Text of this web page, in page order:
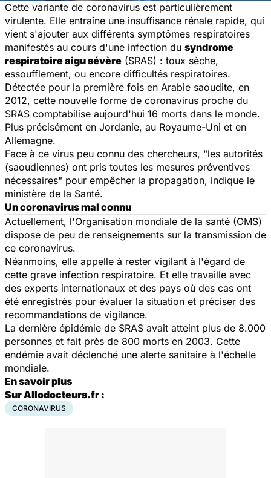
Cette variante de coronavirus est particulièrement
virulente. Elle entraîne une insuffisance rénale rapide, qui
vient s'ajouter aux différents symptômes respiratoires
manifestés au cours d'une infection du syndrome
respiratoire aigu sévère (SRAS) : toux sèche,
essoufflement, ou encore difficultés respiratoires.
Détectée pour la première fois en Arabie saoudite, en
2012, cette nouvelle forme de coronavirus proche du
SRAS comptabilise aujourd'hui 16 morts dans le monde.
Plus précisément en Jordanie, au Royaume-Uni et en
Allemagne.
Face à ce virus peu connu des chercheurs, "les autorités
(saoudiennes) ont pris toutes les mesures préventives
nécessaires" pour empêcher la propagation, indique le
ministère de la Santé.
Un coronavirus mal connu
Actuellement, l'Organisation mondiale de la santé (OMS)
dispose de peu de renseignements sur la transmission de
ce coronavirus.
Néanmoins, elle appelle à rester vigilant à l'égard de
cette grave infection respiratoire. Et elle travaille avec
des experts internationaux et des pays où des cas ont
été enregistrés pour évaluer la situation et préciser des
recommandations de vigilance.
La dernière épidémie de SRAS avait atteint plus de 8.000
personnes et fait près de 800 morts en 2003. Cette
endémie avait déclenché une alerte sanitaire à l'échelle
mondiale.
En savoir plus
Sur Allodocteurs.fr :
CORONAVIRUS